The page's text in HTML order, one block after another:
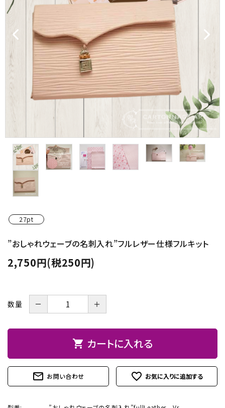
生地類
カルトナージュLeather用
金具・パーツ類
フルキット
デコレーション材料
道具類
基本材料
ガイドライン
27pt
”おしゃれウェーブの名刺入れ”フルレザー仕様フルキット
2,750円(税250円)
数量 － ＋
shopping_cart カートに入れる
mail_outline お問い合わせ favorite_outline